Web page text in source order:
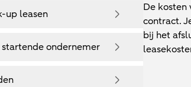
up leasen
ondernemer
De kosten
contract.
bij het